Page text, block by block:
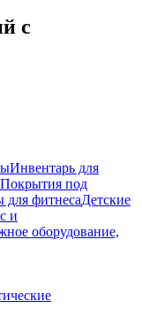
с
Инвентарь для
Покрытия под
для фитнесаДетские
и
оборудование,